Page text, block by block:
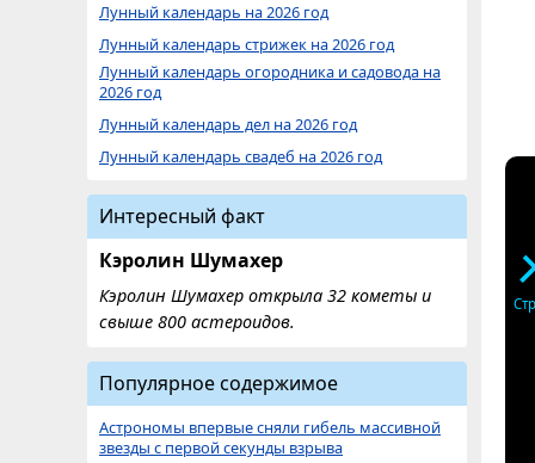
Лунный календарь на 2026 год
Лунный календарь стрижек на 2026 год
Лунный календарь огородника и садовода на
2026 год
Лунный календарь дел на 2026 год
Лунный календарь свадеб на 2026 год
Интересный факт
Кэролин Шумахер
Кэролин Шумахер открыла 32 кометы и
свыше 800 астероидов.
Популярное содержимое
Астрономы впервые сняли гибель массивной
звезды с первой секунды взрыва